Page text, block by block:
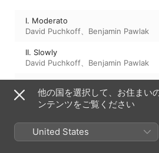
I. Moderato
David Puchkoff、 Benjamin Pawlak
II. Slowly
David Puchkoff、 Benjamin Pawlak
David Puchkoff、Benjamin Pawlak
2024年11月8日
他の国を選択して、お住まい
ンテンツをご覧ください
United States